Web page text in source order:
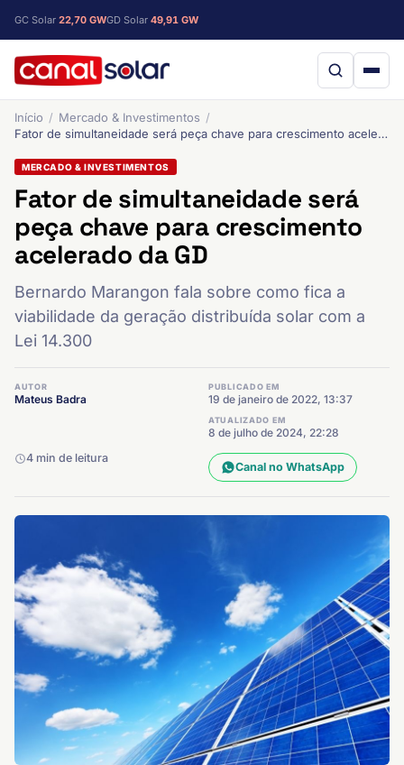
GC Solar 22,70 GWGD Solar 49,91 GW
Início
Mercado & Investimentos
Fator de simultaneidade será peça chave para crescimento acelerado da GD
MERCADO & INVESTIMENTOS
Fator de simultaneidade será
peça chave para crescimento
acelerado da GD
Bernardo Marangon fala sobre como fica a
viabilidade da geração distribuída solar com a
Lei 14.300
AUTOR
Mateus Badra
PUBLICADO EM
19 de janeiro de 2022, 13:37
ATUALIZADO EM
8 de julho de 2024, 22:28
4 min de leitura
Canal no WhatsApp